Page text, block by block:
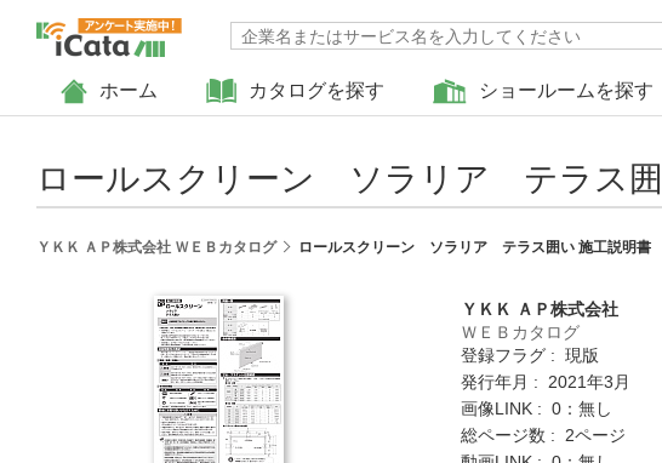
ホーム カタログを探す ショールームを探す
ロールスクリーン ソラリア テラス囲
ＹＫＫ ＡＰ株式会社 ＷＥＢカタログ ロールスクリーン ソラリア テラス囲い 施工説明書
ＹＫＫ ＡＰ株式会社
ＷＥＢカタログ
登録フラグ : 現版
発行年月 : 2021年3月
画像LINK : 0：無し
総ページ数 : 2ページ